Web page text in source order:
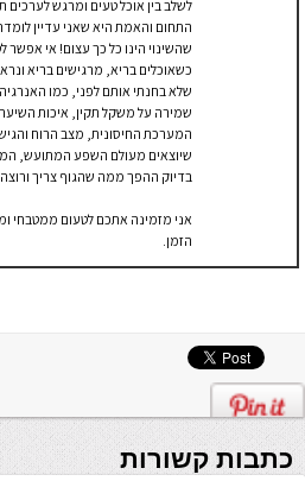
לשלב בין אוכל טעים ומרגש לערכים
התחום והאמת היא שאני עדיין
שהשינוי הינו כל כך עצום! אי
כשאוכלים בריא, מרגישים בריא
שלא בחנתי אותם לפני, כמו
שמירה על משקל תקין, איכות
המערכת החיסונית, מצב הרוח
שיוצאים מעולם השפע המתועש,
בדיוק ההפך ממה שהגוף צריך
אני מזמינה אתכם לטעום ממטבחי
הזמן.
כתבות קשורות